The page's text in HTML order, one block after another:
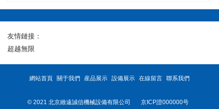
友情鏈接：
超越無限
網站首頁 關于我們 産品展示 設備展示 在線留言 聯系我們
© 2021 北京緻遠誠信機械設備有限公司 京ICP證000000号